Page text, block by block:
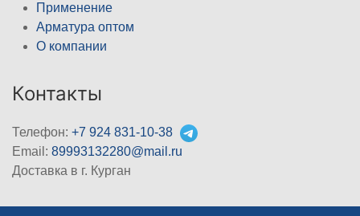
Применение
Арматура оптом
О компании
Контакты
Телефон: +7 924 831-10-38
Email: 89993132280@mail.ru
Доставка в г. Курган